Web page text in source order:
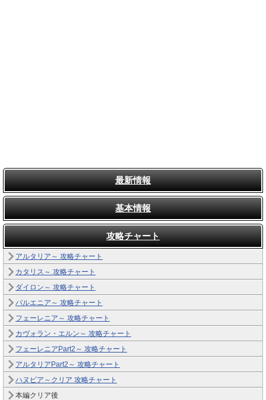
最新情報
基本情報
攻略チャート
アルタリア～ 攻略チャート
カタリス～ 攻略チャート
ダイロン～ 攻略チャート
バルエニア～ 攻略チャート
フェーレニア～ 攻略チャート
カヴォラン・エルン～ 攻略チャート
フェーレニアPart2～ 攻略チャート
アルタリアPart2～ 攻略チャート
ハヌビア～クリア 攻略チャート
本編クリア後